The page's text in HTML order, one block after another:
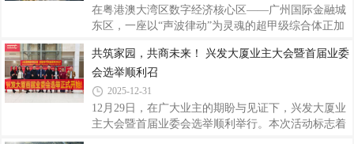
行业全流程数字化智能工厂》项目成功入选国家工业
信息安全发展研究中心“2025年实验室重点领域优秀
东兴发铝业有限公司（以下简称“兴发铝业”）实现共
享制造模式落地，推动挤压生产效率、图
在粤港澳大湾区数字经济核心区——广州国际金融城
东区，一座以“声波律动”为灵魂的超甲级综合体正加
音乐全球总部大楼，不仅是酷狗公司首个自建总部基
地，更将成为珠江天际线的全新地标，预计2026年第
三季度正式交付使用，承载起数字音乐与AI技术融合
的产业使命。酷狗音乐全球总部大楼作为广州市推动
文化产业与数字经济深度融合的战略性工程，被定位
共筑家园，共商未来！ 兴发大厦业主大会暨首届业委
会选举顺利召
2025-12-31
12月29日，在广大业主的期盼与见证下，兴发大厦业
主大会暨首届业委会选举顺利举行。本次活动标志着